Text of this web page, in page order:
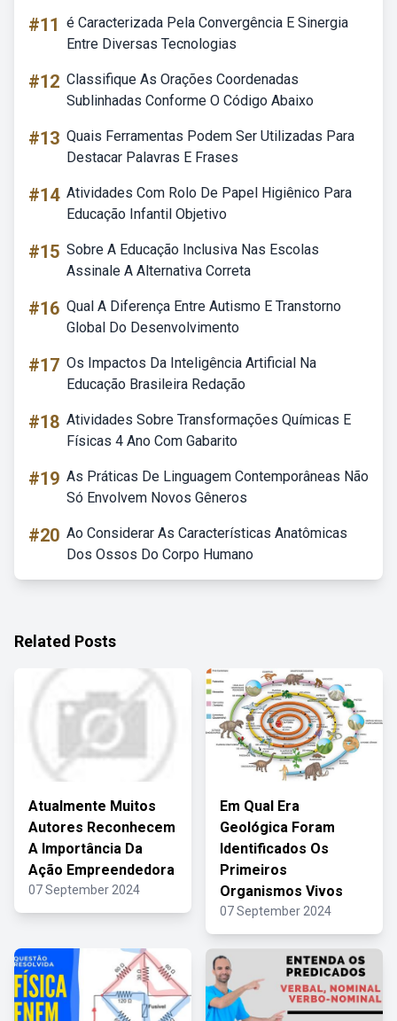
#11 é Caracterizada Pela Convergência E Sinergia
Entre Diversas Tecnologias
#12 Classifique As Orações Coordenadas
Sublinhadas Conforme O Código Abaixo
#13 Quais Ferramentas Podem Ser Utilizadas Para
Destacar Palavras E Frases
#14 Atividades Com Rolo De Papel Higiênico Para
Educação Infantil Objetivo
#15 Sobre A Educação Inclusiva Nas Escolas
Assinale A Alternativa Correta
#16 Qual A Diferença Entre Autismo E Transtorno
Global Do Desenvolvimento
#17 Os Impactos Da Inteligência Artificial Na
Educação Brasileira Redação
#18 Atividades Sobre Transformações Químicas E
Físicas 4 Ano Com Gabarito
#19 As Práticas De Linguagem Contemporâneas Não
Só Envolvem Novos Gêneros
#20 Ao Considerar As Características Anatômicas
Dos Ossos Do Corpo Humano
Related Posts
Atualmente Muitos
Autores Reconhecem
A Importância Da
Ação Empreendedora
07 September 2024
Em Qual Era
Geológica Foram
Identificados Os
Primeiros
Organismos Vivos
07 September 2024